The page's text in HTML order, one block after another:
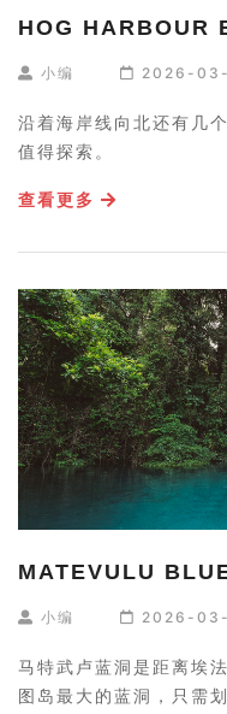
HOG HARBOUR
小编 2026-
沿着海岸线向北还有几
值得探索。
查看更多
MATEVULU
小编 2026-
马特武卢蓝洞是距离埃
图岛最大的蓝洞，只需